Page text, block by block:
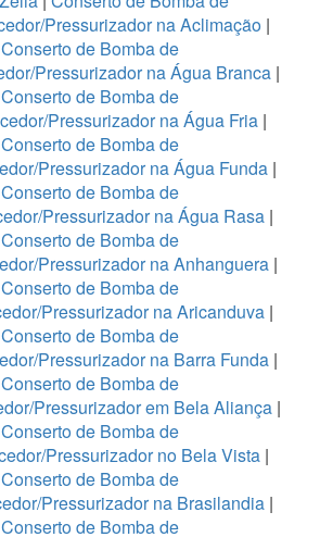
Pressurizador na Aclimação |
Conserto de Bomba de
Pressurizador na Água Branca |
Conserto de Bomba de
Pressurizador na Água Fria |
Conserto de Bomba de
Pressurizador na Água Funda |
Conserto de Bomba de
Pressurizador na Água Rasa |
Conserto de Bomba de
Pressurizador na Anhanguera|
Conserto de Bomba de
Pressurizador na Aricanduva |
Conserto de Bomba de
Pressurizador na Barra Funda |
Conserto de Bomba de
Pressurizador em Bela Aliança |
Conserto de Bomba de
Pressurizador no Bela Vista |
Conserto de Bomba de
Pressurizador na Brasilandia |
Conserto de Bomba de